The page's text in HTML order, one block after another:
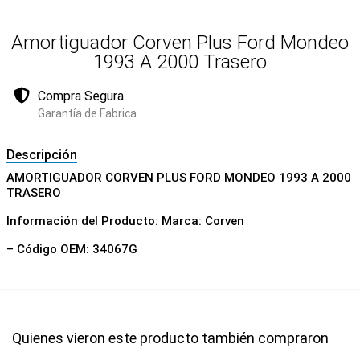
Amortiguador Corven Plus Ford Mondeo
1993 A 2000 Trasero
Compra Segura
Garantía de Fabrica
Descripción
AMORTIGUADOR CORVEN PLUS FORD MONDEO 1993 A 2000
TRASERO
Información del Producto: Marca: Corven
– Código OEM: 34067G
Quienes vieron este producto también compraron